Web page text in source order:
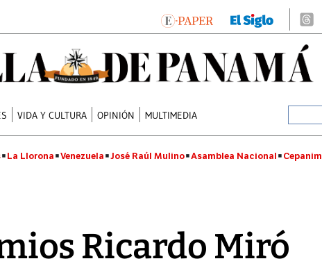
VIDA Y CULTURA OPINIÓN MULTIMEDIA
La Llorona Venezuela José Raúl Mulino Asamblea Nacional Cepanim
Ricardo Miró